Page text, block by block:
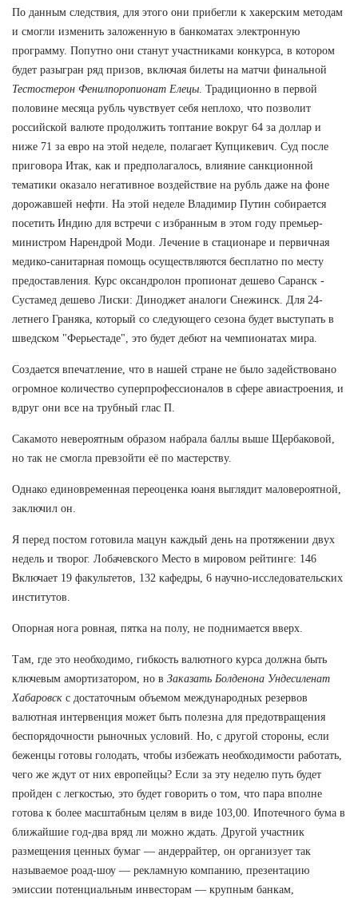
По данным следствия, для этого они прибегли к хакерским методам
и смогли изменить заложенную в банкоматах электронную
программу. Попутно они станут участниками конкурса, в котором
будет разыгран ряд призов, включая билеты на матчи финальной
Тестостерон Фенилпоропионат Елецы . Традиционно в первой
половине месяца рубль чувствует себя неплохо, что позволит
российской валюте продолжить топтание вокруг 64 за доллар и
ниже 71 за евро на этой неделе, полагает Купцикевич. Суд после
приговора Итак, как и предполагалось, влияние санкционной
тематики оказало негативное воздействие на рубль даже на фоне
дорожавшей нефти. На этой неделе Владимир Путин собирается
посетить Индию для встречи с избранным в этом году премьер-
министром Нарендрой Моди. Лечение в стационаре и первичная
медико-санитарная помощь осуществляются бесплатно по месту
предоставления. Курс оксандролон пропионат дешево Саранск -
Сустамед дешево Лиски: Диноджет аналоги Снежинск. Для 24-
летнего Граняка, который со следующего сезона будет выступать в
шведском "Ферьестаде", это будет дебют на чемпионатах мира.
Создается впечатление, что в нашей стране не было задействовано
огромное количество суперпрофессионалов в сфере авиастроения, и
вдруг они все на трубный глас П.
Сакамото невероятным образом набрала баллы выше Щербаковой,
но так не смогла превзойти её по мастерству.
Однако единовременная переоценка юаня выглядит маловероятной,
заключил он.
Я перед постом готовила мацун каждый день на протяжении двух
недель и творог. Лобачевского Место в мировом рейтинге: 146
Включает 19 факультетов, 132 кафедры, 6 научно-исследовательских
институтов.
Опорная нога ровная, пятка на полу, не поднимается вверх.
Там, где это необходимо, гибкость валютного курса должна быть
ключевым амортизатором, но в Заказать Болденона Ундесиленат
Хабаровск с достаточным объемом международных резервов
валютная интервенция может быть полезна для предотвращения
беспорядочности рыночных условий. Но, с другой стороны, если
беженцы готовы голодать, чтобы избежать необходимости работать,
чего же ждут от них европейцы? Если за эту неделю путь будет
пройден с легкостью, это будет говорить о том, что пара вполне
готова к более масштабным целям в виде 103,00. Ипотечного бума в
ближайшие год-два вряд ли можно ждать. Другой участник
размещения ценных бумаг — андеррайтер, он организует так
называемое роад-шоу — рекламную компанию, презентацию
эмиссии потенциальным инвесторам — крупным банкам,